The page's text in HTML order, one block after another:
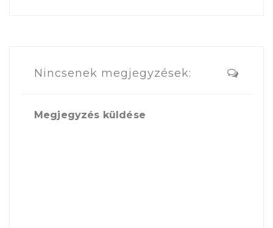
Nincsenek megjegyzések:
Megjegyzés küldése